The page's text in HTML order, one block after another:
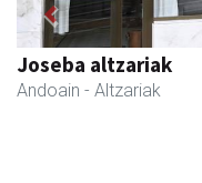
Asun denda
Andoain - Arropa-dendak
Previous